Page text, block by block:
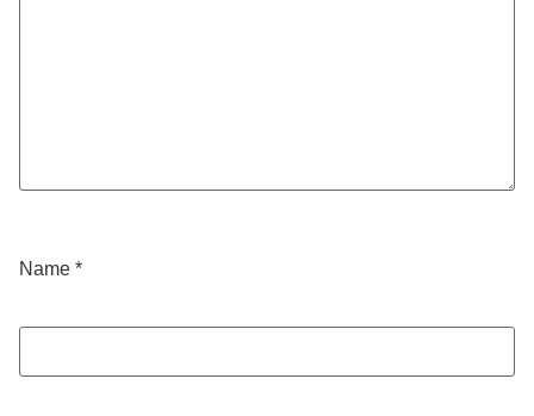
Name *